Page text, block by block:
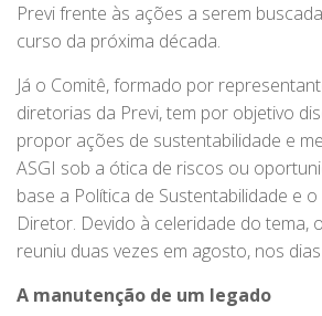
Previ frente às ações a serem
curso da próxima década.
Já o Comitê, formado por
diretorias da Previ, tem por objetivo
propor ações de sustentabilidade e
ASGI sob a ótica de riscos ou
base a Política de Sustentabilidade e
Diretor. Devido à celeridade do tema,
reuniu duas vezes em agosto, nos
A manutenção de um legado